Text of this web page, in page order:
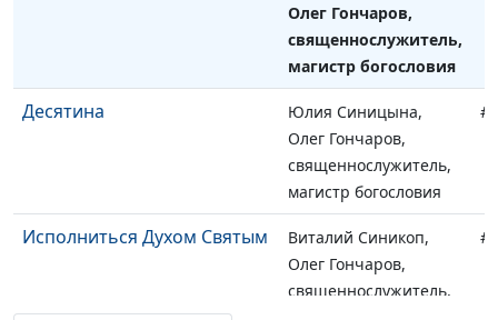
Олег Гончаров,
священнослужитель,
магистр богословия
Десятина
Юлия Синицына,
Олег Гончаров,
священнослужитель,
магистр богословия
Исполниться Духом Святым
Виталий Синикоп,
Олег Гончаров,
священнослужитель,